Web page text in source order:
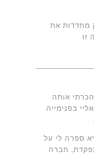
מחדדות את
זו
אותה
בפנימייה
ספרה לי על
חברה